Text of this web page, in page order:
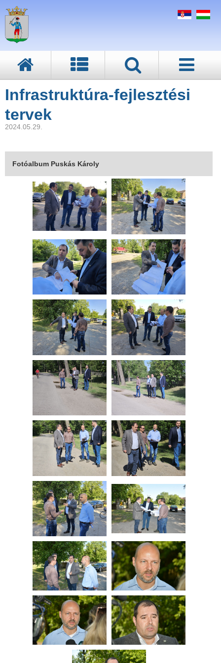
Infrastruktúra-fejlesztési
tervek
2024.05.29.
Fotóalbum Puskás Károly